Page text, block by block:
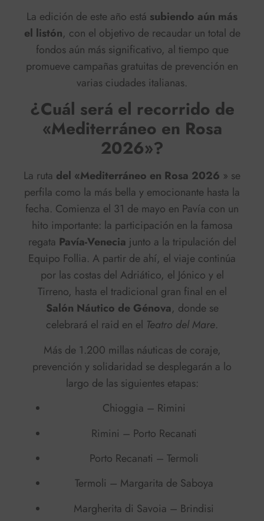
La edición de este año está subiendo aún más
el listón, con el objetivo de recaudar un total de
fondos aún más significativo, al tiempo que
promueve campañas gratuitas de prevención en
varias ciudades italianas.
¿Cuál será el recorrido de
«Mediterráneo en Rosa
2026»?
La ruta del «Mediterráneo en Rosa 2026 » se
perfila como la más bella y emocionante hasta la
fecha. Comienza el 31 de mayo en Pavía con un
hito importante: la participación en la famosa
regata Pavía-Venecia junto a la tripulación del
Equipo Follia. A partir de ahí, el viaje continúa
por las costas del Adriático, el Jónico y el
Tirreno, hasta el tradicional gran final en el
Salón Náutico de Génova, donde se
celebrará el raid en el Teatro del Mare.
Más de 1.200 millas náuticas de coraje,
prevención y solidaridad se desplegarán a lo
largo de las siguientes etapas:
Chioggia – Rimini
Rimini – Porto Recanati
Porto Recanati – Termoli
Termoli – Margarita de Saboya
Margherita di Savoia – Brindisi